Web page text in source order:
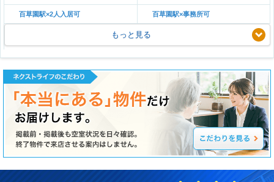
百草園駅×2人入居可 百草園駅×事務所可
もっと見る